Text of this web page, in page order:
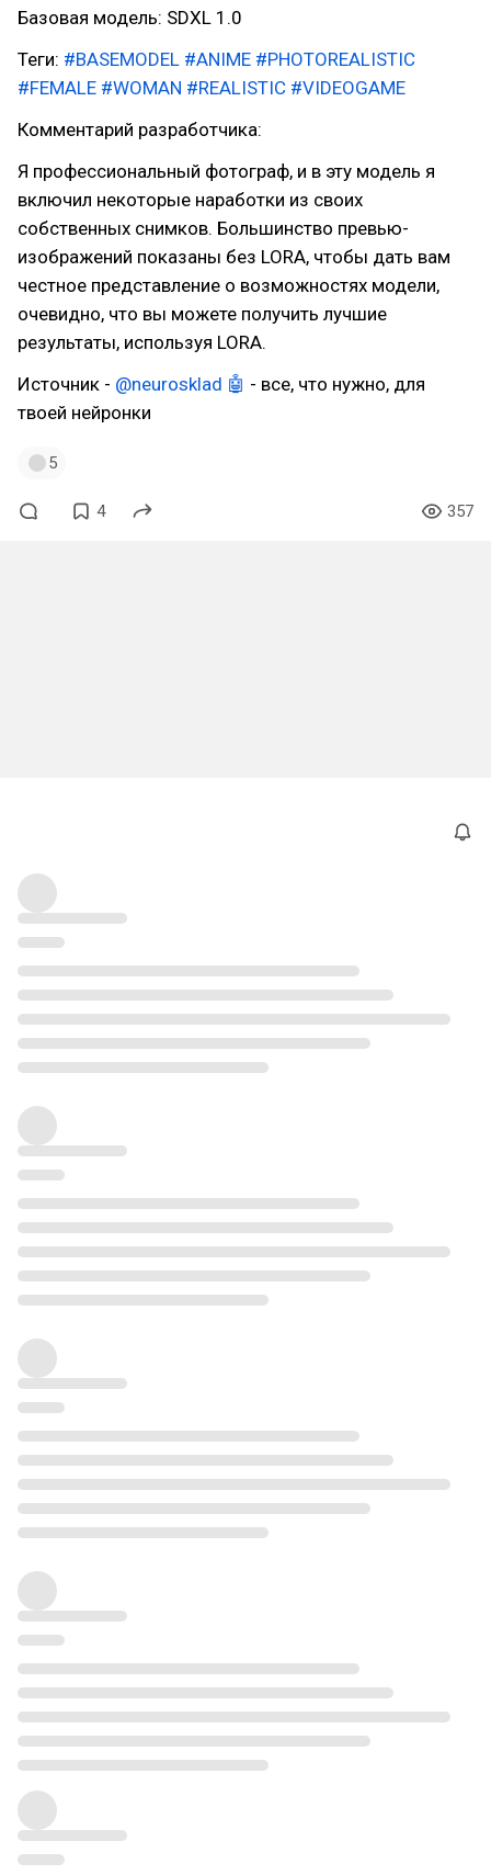
Базовая модель: SDXL 1.0
Теги: #BASEMODEL #ANIME #PHOTOREALISTIC
#FEMALE #WOMAN #REALISTIC #VIDEOGAME
Комментарий разработчика:
Я профессиональный фотограф, и в эту модель я
включил некоторые наработки из своих
собственных снимков. Большинство превью-
изображений показаны без LORA, чтобы дать вам
честное представление о возможностях модели,
очевидно, что вы можете получить лучшие
результаты, используя LORA.
Источник - @neurosklad 🤖 - все, что нужно, для
твоей нейронки
5
4 357